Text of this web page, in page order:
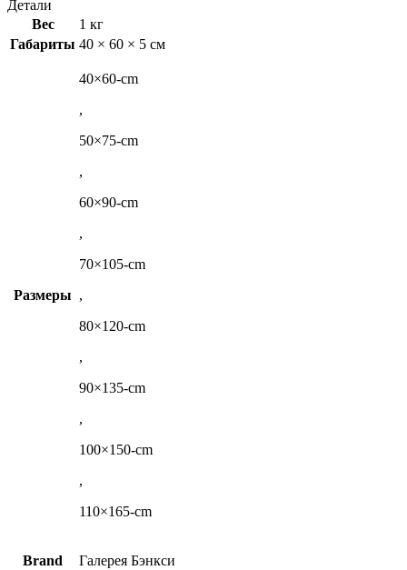
Детали
Вес
1 кг
Габариты 40 × 60 × 5 см
Размеры
40×60-cm
,
50×75-cm
,
60×90-cm
,
70×105-cm
,
80×120-cm
,
90×135-cm
,
100×150-cm
,
110×165-cm
Brand Галерея Бэнкси